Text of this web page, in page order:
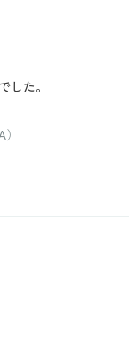
した。